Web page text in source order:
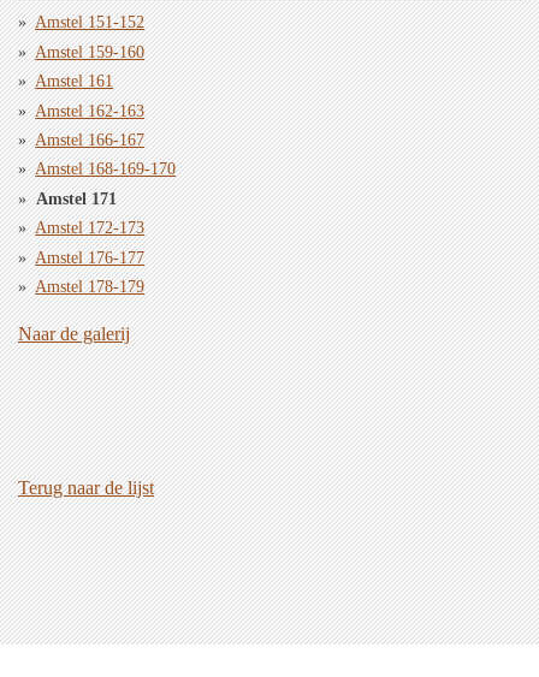
Amstel 151-152
Amstel 159-160
Amstel 161
Amstel 162-163
Amstel 166-167
Amstel 168-169-170
Amstel 171
Amstel 172-173
Amstel 176-177
Amstel 178-179
Naar de galerij
Terug naar de lijst